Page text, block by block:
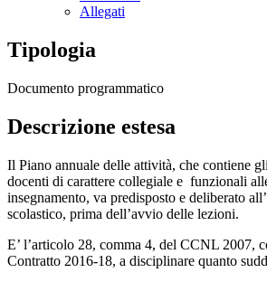
Allegati
Tipologia
Documento programmatico
Descrizione estesa
Il Piano annuale delle attività, che contiene
docenti di carattere collegiale e funzionali
insegnamento, va predisposto e deliberato
scolastico, prima dell’avvio delle lezioni.
E’ l’articolo 28, comma 4, del CCNL 2007,
Contratto 2016-18, a disciplinare quanto